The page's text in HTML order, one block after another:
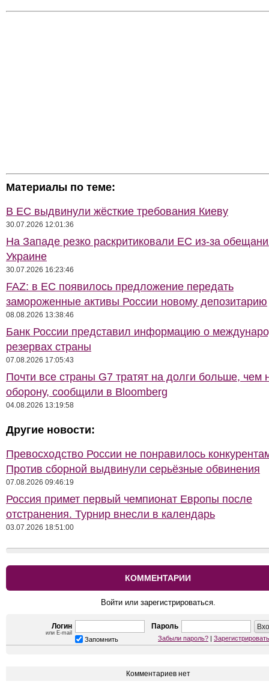
Материалы по теме:
В ЕС выдвинули жёсткие требования Киеву
30.07.2026 12:01:36
На Западе резко раскритиковали ЕС из-за
Украине
30.07.2026 16:23:46
FAZ: в ЕС появилось предложение передать
замороженные активы России новому депозитарию
08.08.2026 13:38:46
Банк России представил информацию о
резервах страны
07.08.2026 17:05:43
Почти все страны G7 тратят на долги больше, чем
оборону, сообщили в Bloomberg
04.08.2026 13:19:58
Другие новости:
Превосходство России не понравилось
Против сборной выдвинули серьёзные обвинения
07.08.2026 09:46:19
Россия примет первый чемпионат Европы после
отстранения. Турнир внесли в календарь
03.07.2026 18:51:00
КОММЕНТАРИИ
Войти или зарегистрироваться.
Логин
или E-mail
Пароль
Запомнить Забыли пароль? |
Комментариев нет